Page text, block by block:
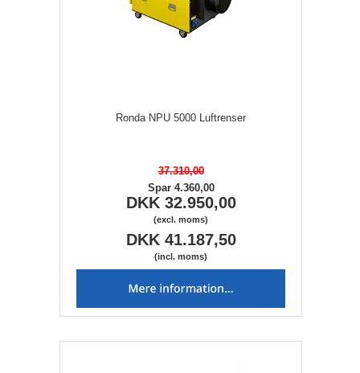
Ronda NPU 5000 Luftrenser
37.310,00
Spar 4.360,00
DKK 32.950,00
(excl. moms)
DKK 41.187,50
(incl. moms)